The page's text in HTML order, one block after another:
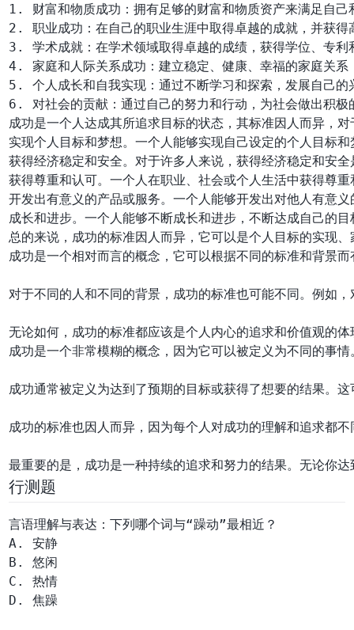
1. 财富和物质成功：拥有足够的财富和物质资产来满足自己
2. 职业成功：在自己的职业生涯中取得卓越的成就，并获得
3. 学术成就：在学术领域取得卓越的成绩，获得学位、专利
4. 家庭和人际关系成功：建立稳定、健康、幸福的家庭关系
5. 个人成长和自我实现：通过不断学习和探索，发展自己的
成功是一个人达成其所追求目标的状态，其标准因人而异，
实现个人目标和梦想。一个人能够实现自己设定的个人目标
获得经济稳定和安全。对于许多人来说，获得经济稳定和安
获得尊重和认可。一个人在职业、社会或个人生活中获得尊
开发出有意义的产品或服务。一个人能够开发出对他人有意
成长和进步。一个人能够不断成长和进步，不断达成自己的
成功是一个相对而言的概念，它可以根据不同的标准和背景
对于不同的人和不同的背景，成功的标准也可能不同。例如
成功是一个非常模糊的概念，因为它可以被定义为不同的事
成功通常被定义为达到了预期的目标或获得了想要的结果。
成功的标准也因人而异，因为每个人对成功的理解和追求都
行测题
言语理解与表达：下列哪个词与“躁动”最相近？
A. 安静
B. 悠闲
C. 热情
D. 焦躁